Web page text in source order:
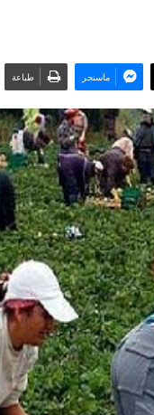
ماسنجر طباعة